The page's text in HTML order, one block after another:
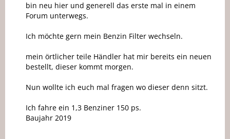
bin neu hier und generell das erste mal in einem
Forum unterwegs.
Ich möchte gern mein Benzin Filter wechseln.
mein örtlicher teile Händler hat mir bereits ein neuen
bestellt, dieser kommt morgen.
Nun wollte ich euch mal fragen wo dieser denn sitzt.
Ich fahre ein 1,3 Benziner 150 ps.
Baujahr 2019